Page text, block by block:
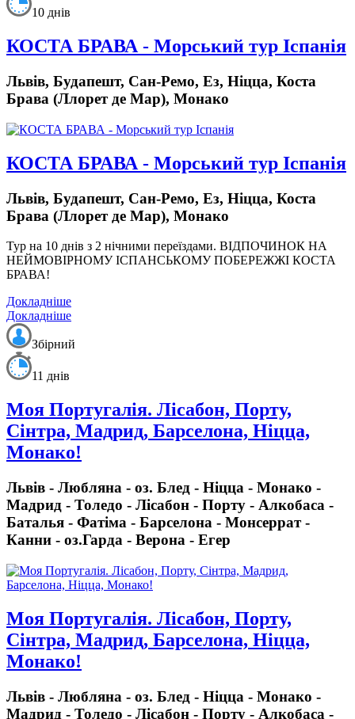
10 днів
КОСТА БРАВА - Морський тур Іспанія
Львів, Будапешт, Сан-Ремо, Ез, Ніцца, Коста
Брава (Ллорет де Мар), Монако
КОСТА БРАВА - Морський тур Іспанія
Львів, Будапешт, Сан-Ремо, Ез, Ніцца, Коста
Брава (Ллорет де Мар), Монако
Тур на 10 днів з 2 нічними переїздами. ВІДПОЧИНОК НА
НЕЙМОВІРНОМУ ІСПАНСЬКОМУ ПОБЕРЕЖЖІ КОСТА
БРАВА!
Докладніше
Докладніше
Збірний
11 днів
Моя Португалія. Лісабон, Порту,
Сінтра, Мадрид, Барселона, Ніцца,
Монако!
Львів - Любляна - оз. Блед - Ніцца - Монако -
Мадрид - Толедо - Лісабон - Порту - Алкобаса -
Баталья - Фатіма - Барселона - Монсеррат -
Канни - оз.Гарда - Верона - Егер
Моя Португалія. Лісабон, Порту,
Сінтра, Мадрид, Барселона, Ніцца,
Монако!
Львів - Любляна - оз. Блед - Ніцца - Монако -
Мадрид - Толедо - Лісабон - Порту - Алкобаса -